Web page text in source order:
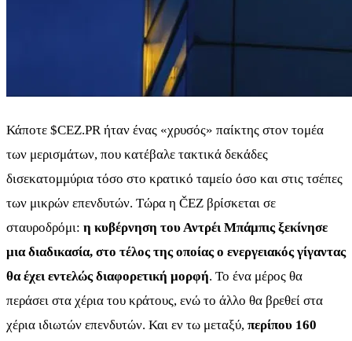
Κάποτε $CEZ.PRήταν ένας «χρυσός» παίκτης στον τομέα
των μερισμάτων, που κατέβαλε τακτικά δεκάδες
δισεκατομμύρια τόσο στο κρατικό ταμείο όσο και στις τσέπες
των μικρών επενδυτών. Τώρα η ČEZ βρίσκεται σε
σταυροδρόμι: η κυβέρνηση του Αντρέι Μπάμπις ξεκίνησε
μια διαδικασία, στο τέλος της οποίας ο ενεργειακός γίγαντας
θα έχει εντελώς διαφορετική μορφή. Το ένα μέρος θα
περάσει στα χέρια του κράτους, ενώ το άλλο θα βρεθεί στα
χέρια ιδιωτών επενδυτών. Και εν τω μεταξύ, περίπου 160